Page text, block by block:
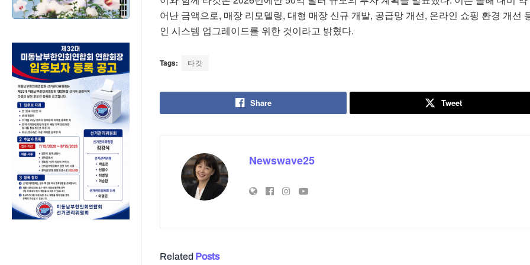
어난 금액으로, 매장 리모델링, 대형 매장 신규 개발, 공급망 개선, 온라인 쇼핑 환경 개선
인 시스템 업그레이드를 위한 것이라고 밝혔다.
Tags: 타깃
Share Tweet
Newswave25
Related Posts